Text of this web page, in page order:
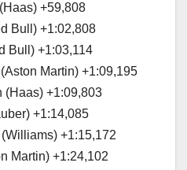
+59,808
Bull) +1:02,808
Bull) +1:03,114
Martin) +1:09,195
(Haas) +1:09,803
+1:14,085
+1:15,172
Martin) +1:24,102